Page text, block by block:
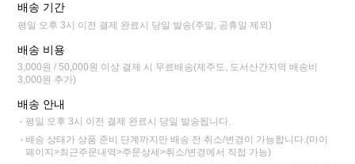
배송 기간
평일 오후 3시 이전 결제 완료시 당일 발송(주말, 공휴일 제외)
배송 비용
3,000원 / 50,000원 이상 결제 시 무료배송(제주도, 도서산간지역 배송비
3,000원 추가)
배송 안내
평일 오후 3시 이전 결제 완료시 당일 발송됩니다.
배송 상태가 상품 준비 단계까지만 배송 전 취소/변경이 가능합니다.(마이
페이지>최근주문내역>주문상세>취소/변경에서 직접 가능)